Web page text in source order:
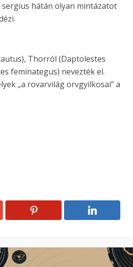
hátán olyan mintázatot
Thorról (Daptolestes
feminategus) nevezték el.
„a rovarvilág orvgyilkosai” a